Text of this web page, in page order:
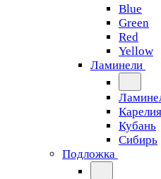
Blue
Green
Red
Yellow
Ламинели
Карелия
Кубань
Сибирь
Подложка